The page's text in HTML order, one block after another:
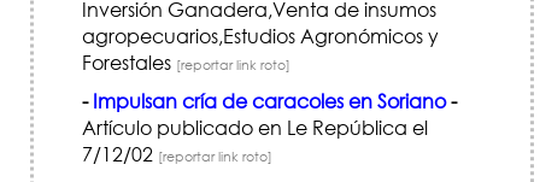
Inversión Ganadera,Venta de insumos
agropecuarios,Estudios Agronómicos y
Forestales [reportar link roto]
- Impulsan cría de caracoles en Soriano-
Artículo publicado en Le República el
7/12/02 [reportar link roto]